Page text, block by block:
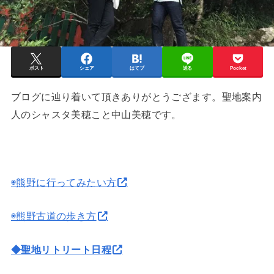
ポスト シェア はてブ 送る Pocket
ブログに辿り着いて頂きありがとうござます。聖地案内
人のシャスタ美穂こと中山美穂です。
◉熊野に行ってみたい方
◉熊野古道の歩き方
◆聖地リトリート日程